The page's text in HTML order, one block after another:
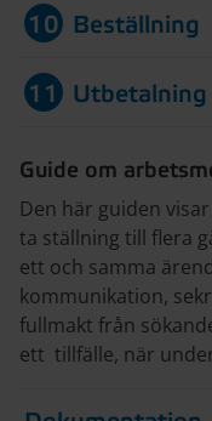
10 Beställning
11 Utbetalning
Guide om
Den här guiden
ta ställning till flera
ett och samma
kommunikation,
fullmakt från
ett tillfälle, när